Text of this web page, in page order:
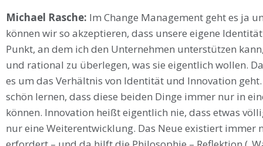
Michael Rasche: Im Change Management geht es ja
können wir so akzeptieren, dass unsere eigene
Punkt, an dem ich den Unternehmen unterstützen
und rational zu überlegen, was sie eigentlich wollen.
es um das Verhältnis von Identität und Innovation
schön lernen, dass diese beiden Dinge immer nur in
können. Innovation heißt eigentlich nie, dass etwas
nur eine Weiterentwicklung. Das Neue existiert immer